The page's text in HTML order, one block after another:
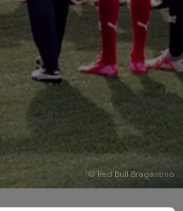
© Red Bull Bragantino